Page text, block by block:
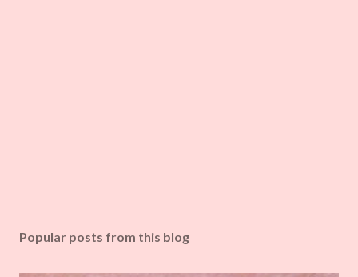
Popular posts from this blog